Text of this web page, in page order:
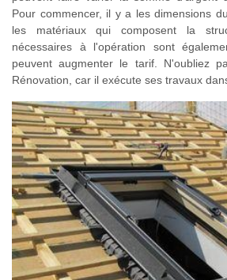
Pour commencer, il y a les dimensions
les matériaux qui composent la
nécessaires à l'opération sont
peuvent augmenter le tarif. N'oubliez
Rénovation, car il exécute ses travaux